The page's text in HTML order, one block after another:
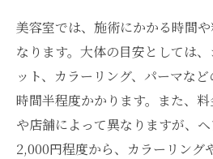
美容室では、施術にかかる時間
なります。大体の目安としては
ット、カラーリング、パーマな
時間半程度かかります。また、
や店舗によって異なりますが、
2,000円程度から、カラーリング